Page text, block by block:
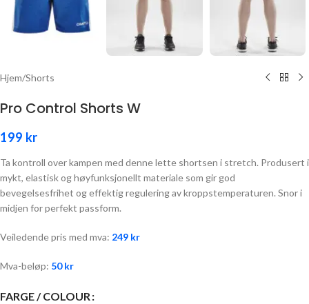
Hjem/Shorts
Pro Control Shorts W
199 kr
Ta kontroll over kampen med denne lette shortsen i stretch. Produsert i
mykt, elastisk og høyfunksjonellt materiale som gir god
bevegelsesfrihet og effektig regulering av kroppstemperaturen. Snor i
midjen for perfekt passform.
Veiledende pris med mva: 249 kr
Mva-beløp: 50kr
FARGE / COLOUR